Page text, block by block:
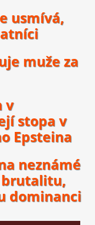
usmívá,
muže za
v
stopa v
Epsteina
neznámé
brutalitu,
dominanci